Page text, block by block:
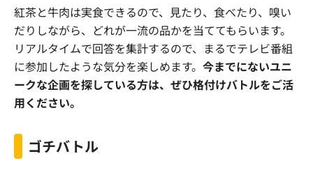
紅茶と牛肉は実食できるので、見たり、食べたり、嗅い
だりしながら、どれが一流の品かを当ててもらいます。
リアルタイムで回答を集計するので、まるでテレビ番組
に参加したような気分を楽しめます。 今までにないユニ
ークな企画を探している方は、ぜひ格付けバトルをご活
用ください。
ゴチバトル